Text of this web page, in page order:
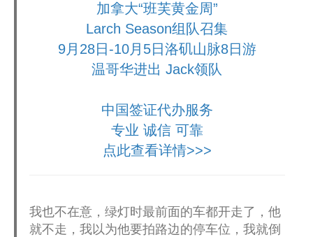
加拿大“班芙黄金周”
Larch Season组队召集
9月28日-10月5日洛矶山脉8日游
温哥华进出 Jack领队
中国签证代办服务
专业 诚信 可靠
点此查看详情>>>
我也不在意，绿灯时最前面的车都开走了，他
就不走，我以为他要拍路边的停车位，我就倒